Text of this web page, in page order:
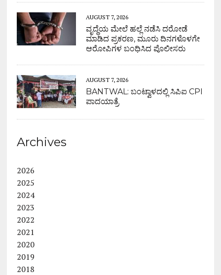
AUGUST 7, 2026
ವೃದ್ಧೆಯ ಮೇಲೆ ಹಲ್ಲೆ ನಡೆಸಿ ದರೋಡೆ
ಮಾಡಿದ ಪ್ರಕರಣ, ಮೂರು ದಿನಗಳೊಳಗೇ
ಆರೋಪಿಗಳ ಬಂಧಿಸಿದ ಪೊಲೀಸರು
AUGUST 7, 2026
BANTWAL: ಬಂಟ್ವಾಳದಲ್ಲಿ ಸಿಪಿಐ CPI
ಪಾದಯಾತ್ರೆ
Archives
2026
2025
2024
2023
2022
2021
2020
2019
2018